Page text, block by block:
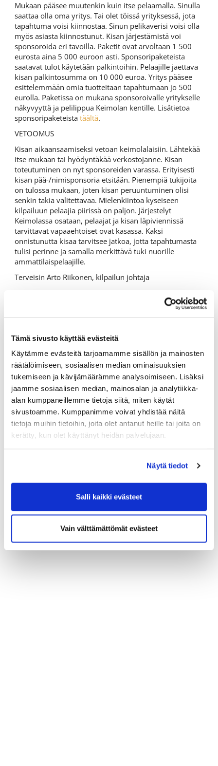
Tämä sivusto käyttää evästeitä
Käytämme evästeitä tarjoamamme sisällön ja mainosten
räätälöimiseen, sosiaalisen median ominaisuuksien
tukemiseen ja kävijämäärämme analysoimiseen. Lisäksi
jaamme sosiaalisen median, mainosalan ja analytiikka-
alan kumppaneillemme tietoja siitä, miten käytät
sivustoamme. Kumppanimme voivat yhdistää näitä
tietoja muihin tietoihin, joita olet antanut heille tai joita on
kerätty, kun olet käyttänyt heidän palvelujaan.
Näytä tiedot
Salli kaikki evästeet
Vain välttämättömät evästeet
Mukaan pääsee muutenkin kuin itse pelaamalla. Sinulla
saattaa olla oma yritys. Tai olet töissä yrityksessä, jota
tapahtuma voisi kiinnostaa. Sinun pelikaverisi voisi olla
myös asiasta kiinnostunut. Kisan järjestämistä voi
sponsoroida eri tavoilla. Paketit ovat arvoltaan 1 500
eurosta aina 5 000 euroon asti. Sponsoripaketeista
saatavat tulot käytetään palkintoihin. Pelaajille jaettava
kisan palkintosumma on 10 000 euroa. Yritys pääsee
esittelemmään omia tuotteitaan tapahtumaan jo 500
eurolla. Paketissa on mukana sponsoroivalle yritykselle
näkyvyyttä ja pelilippua Keimolan kentille. Lisätietoa
sponsoripaketeista täältä.
VETOOMUS
Kisan aikaansaamiseksi vetoan keimolalaisiin. Lähtekää
itse mukaan tai hyödyntäkää verkostojanne. Kisan
toteutuminen on nyt sponsoreiden varassa. Erityisesti
kisan pää-/nimisponsoria etsitään. Pienempiä tukijoita
on tulossa mukaan, joten kisan peruuntuminen olisi
senkin takia valitettavaa. Mielenkiintoa kyseiseen
kilpailuun pelaajia piirissä on paljon. Järjestelyt
Keimolassa osataan, pelaajat ja kisan läpiviennissä
tarvittavat vapaaehtoiset ovat kasassa. Kaksi
onnistunutta kisaa tarvitsee jatkoa, jotta tapahtumasta
tulisi perinne ja samalla merkittävä tuki nuorille
ammattilaispelaajille.
Terveisin Arto Riikonen, kilpailun johtaja